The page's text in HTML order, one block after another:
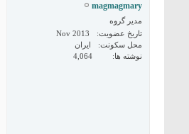
magmagmary
مدیر گروه
تاریخ عضویت
Nov 2013
محل سکونت
ایران
نوشته ها
4,064